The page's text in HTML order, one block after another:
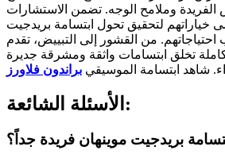
وملامح الوجه. تضمن الاستشارات
خياراتهم لتحقيق تحول ابتسامة بريدجيت
من القشور إلى التبييض، تقدم
كاملة تخلق ابتسامات واثقة ومشرقة جديرة
شاهد ابتسامة الموسيقي براندون فلاورز
الأسئلة الشائعة:
بريدجيت موينهان فريدة جداً؟